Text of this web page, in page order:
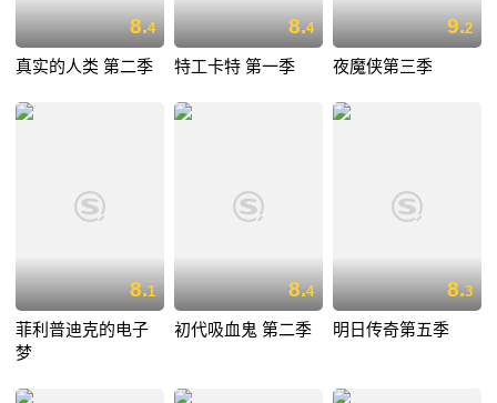
8.4
真实的人类 第二季
8.4
特工卡特 第一季
9.2
夜魔侠第三季
8.1
菲利普迪克的电子
梦
8.4
初代吸血鬼 第二季
8.3
明日传奇第五季